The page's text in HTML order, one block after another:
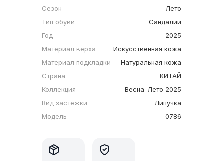
Сезон
Лето
Тип обуви
Сандалии
Год
2025
Материал верха
Искусственная кожа
Материал подкладки
Натуральная кожа
Страна
КИТАЙ
Коллекция
Весна-Лето 2025
Вид застежки
Липучка
Модель
0786